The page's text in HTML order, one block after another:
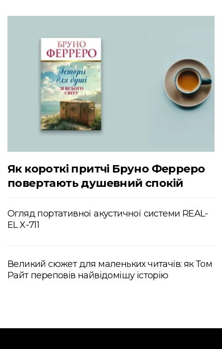
Як короткі притчі Бруно Ферреро
повертають душевний спокій
Огляд портативної акустичної системи REAL-
EL X-711
Великий сюжет для маленьких читачів: як Том
Райт переповів найвідомішу історію